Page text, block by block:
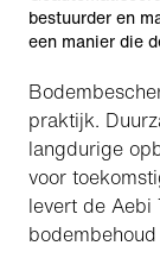
bestuurder en
een manier die
praktijk.
langdurige
voor
levert de Aebi